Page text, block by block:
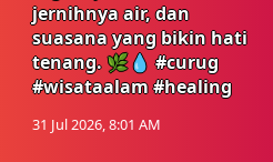
jernihnya air, dan
suasana yang bikin hati
tenang. 🌿💧 #curug
#wisataalam #healing
31 Jul 2026, 8:01 AM